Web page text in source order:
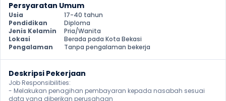
Persyaratan Umum
Usia
17-40 tahun
Pendidikan
Diploma
Jenis Kelamin
Pria/Wanita
Lokasi
Berada pada Kota Bekasi
Pengalaman
Tanpa pengalaman bekerja
Deskripsi Pekerjaan
Job Responsibilities:
- Melakukan penagihan pembayaran kepada nasabah sesuai
data yang diberikan perusahaan